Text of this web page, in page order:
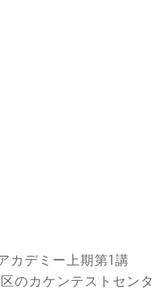
カデミー上期第1講
のカケンテストセンタ